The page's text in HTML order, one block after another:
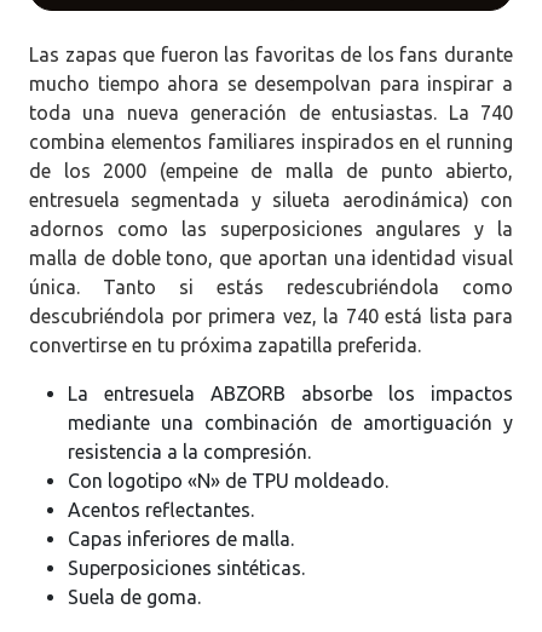
Las zapas que fueron las favoritas de los fans durante
mucho tiempo ahora se desempolvan para inspirar a
toda una nueva generación de entusiastas. La 740
combina elementos familiares inspirados en el running
de los 2000 (empeine de malla de punto abierto,
entresuela segmentada y silueta aerodinámica) con
adornos como las superposiciones angulares y la
malla de doble tono, que aportan una identidad visual
única. Tanto si estás redescubriéndola como
descubriéndola por primera vez, la 740 está lista para
convertirse en tu próxima zapatilla preferida.
La entresuela ABZORB absorbe los impactos
mediante una combinación de amortiguación y
resistencia a la compresión.
Con logotipo «N» de TPU moldeado.
Acentos reflectantes.
Capas inferiores de malla.
Superposiciones sintéticas.
Suela de goma.